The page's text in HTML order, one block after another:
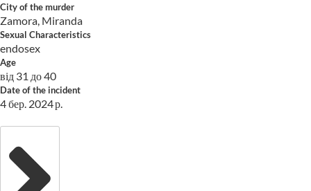
City of the murder
Zamora, Miranda
Sexual Characteristics
endosex
Age
від 31 до 40
Date of the incident
4 бер. 2024 р.